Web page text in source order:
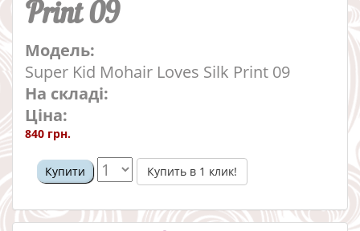
Print 09
Модель:
Super Kid Mohair Loves Silk Print 09
На складі:
Ціна:
840 грн.
Купити Купить в 1 клик!